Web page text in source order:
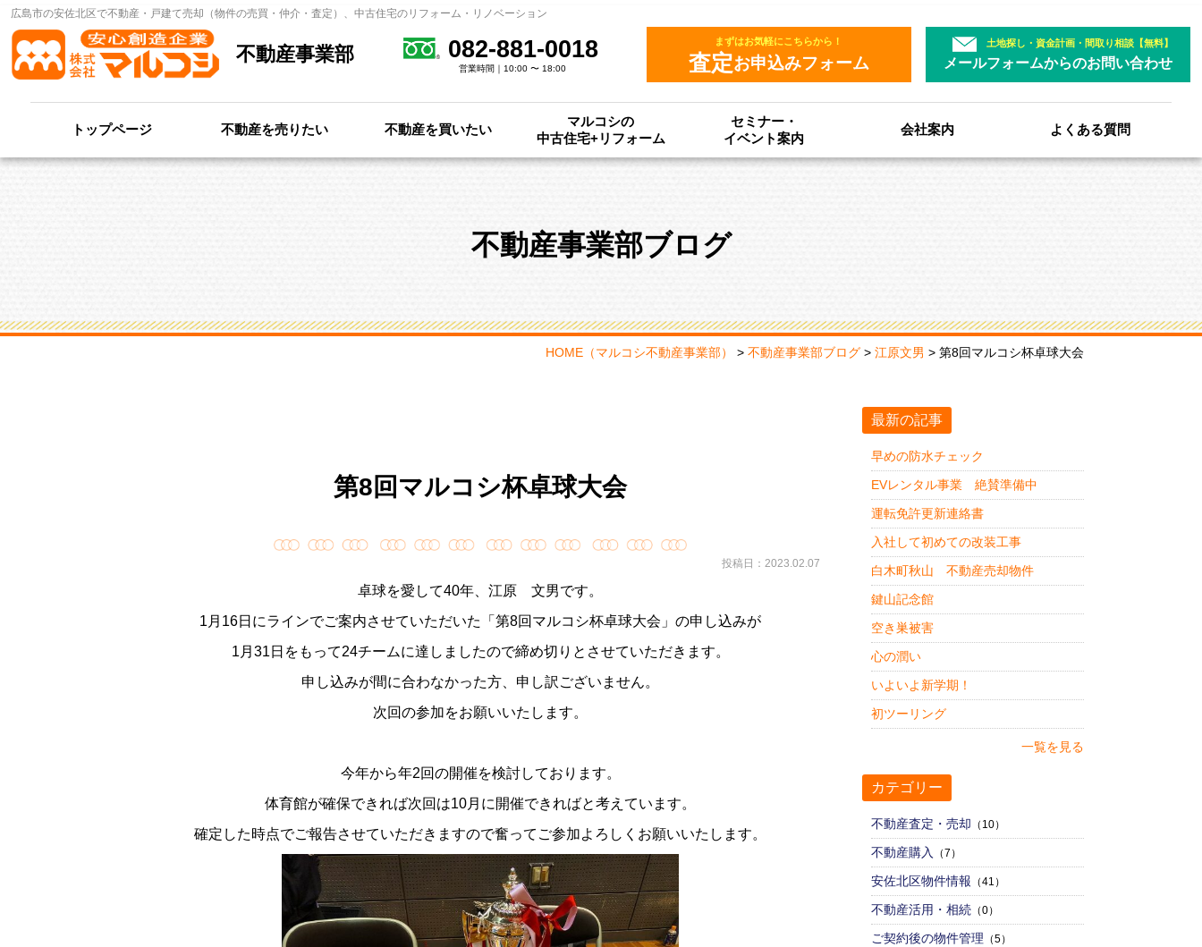
広島市の安佐北区で不動産・戸建て売却（物件の売買・仲介・査定）、中古住宅のリフォーム・リノベーション
不動産事業部 082-881-0018
営業時間｜10:00 〜 18:00
まずはお気軽にこちらから！
査定お申込みフォーム
土地探し・資金計画・間取り相談【無料】
メールフォームからのお問い合わせ
トップページ 不動産を売りたい 不動産を買いたい
マルコシの
中古住宅+リフォーム
セミナー・
イベント案内
会社案内 よくある質問
不動産事業部ブログ
HOME （マルコシ不動産事業部） > 不動産事業部ブログ > 江原文男 > 第8回マルコシ杯卓球大会
第8回マルコシ杯卓球大会
投稿日：2023.02.07
卓球を愛して40年、江原 文男です。
1 月 16日にラインでご案内させていただいた「第8回マルコシ杯卓球大会」の申し込みが
1 月 31 日をもって24チームに達しましたので締め切りとさせていただきます。
申し込みが間に合わなかった方、申し訳ございません。
次回の参加をお願いいたします。
今年から年2回の開催を検討しております。
体育館が確保できれば次回は10月に開催できればと考えています。
確定した時点でご報告させていただきますので奮ってご参加よろしくお願いいたします。
最新の記事
早めの防水チェック
EVレンタル事業 絶賛準備中
運転免許更新連絡書
入社して初めての改装工事
白木町秋山 不動産売却物件
鍵山記念館
空き巣被害
心の潤い
いよいよ新学期！
初ツーリング
一覧を見る
カテゴリー
不動産査定・売却 （10）
不動産購入 （7）
安佐北区物件情報 （41）
不動産活用・相続（0）
ご契約後の物件管理 （5）